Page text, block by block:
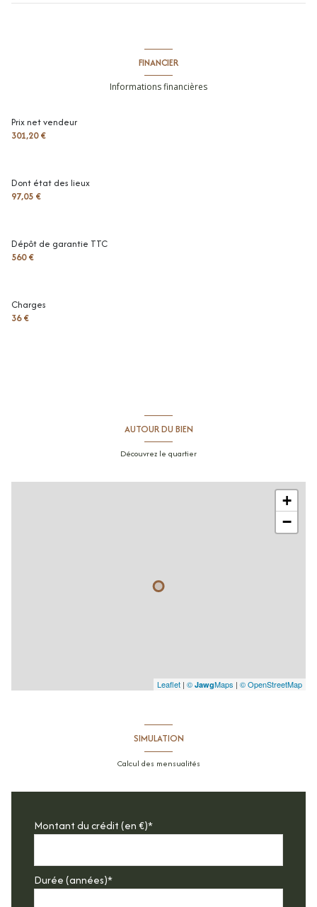
FINANCIER
Informations financières
Prix net vendeur
301,20 €
Dont état des lieux
97,05 €
Dépôt de garantie TTC
560 €
Charges
36 €
AUTOUR DU BIEN
Découvrez le quartier
+
−
Leaflet | © JawgMaps | © OpenStreetMap
SIMULATION
Calcul des mensualités
Montant du crédit (en €)*
Durée (années)*